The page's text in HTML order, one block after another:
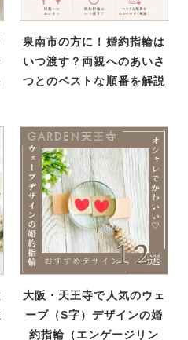
泉南市の方に！婚約指輪は
いつ渡す？両親へのあいさ
つとのベストな順番を解説
大阪・天王寺で人気のウェ
ーブ（S字）デザインの婚
約指輪（エンゲージリン